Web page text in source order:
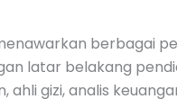
berbagai
latar belakang
gizi, analis